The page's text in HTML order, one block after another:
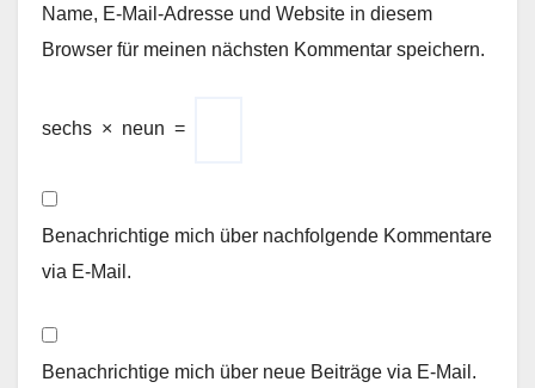
Name, E-Mail-Adresse und Website in diesem
Browser für meinen nächsten Kommentar speichern.
sechs × neun =
Benachrichtige mich über nachfolgende Kommentare
via E-Mail.
Benachrichtige mich über neue Beiträge via E-Mail.